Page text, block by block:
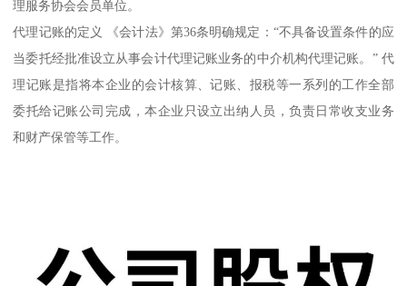
理服务协会会员单位。
代理记账的定义 《会计法》第36条明确规定：“不具备设置条件的应
当委托经批准设立从事会计代理记账业务的中介机构代理记账。” 代
理记账是指将本企业的会计核算、记账、报税等一系列的工作全部
委托给记账公司完成，本企业只设立出纳人员，负责日常收支业务
和财产保管等工作。